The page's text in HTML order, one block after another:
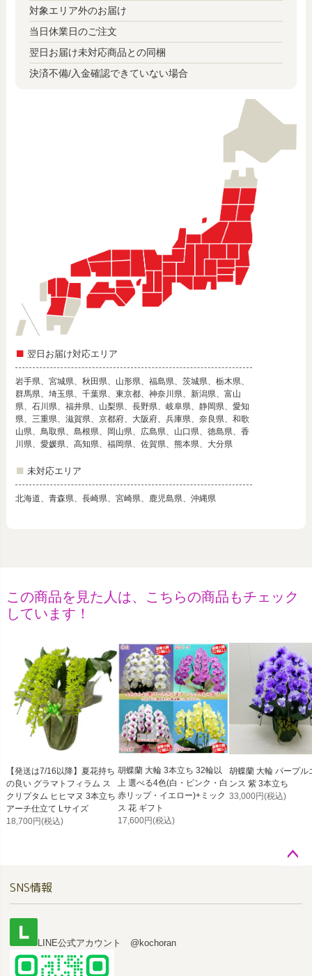
対象エリア外のお届け
当日休業日のご注文
翌日お届け未対応商品との同梱
決済不備/入金確認できていない場合
翌日お届け対応エリア
岩手県、宮城県、秋田県、山形県、福島県、茨城県、栃木県、
群馬県、埼玉県、千葉県、東京都、神奈川県、新潟県、富山
県、石川県、福井県、山梨県、長野県、岐阜県、静岡県、愛知
県、三重県、滋賀県、京都府、大阪府、兵庫県、奈良県、和歌
山県、鳥取県、島根県、岡山県、広島県、山口県、徳島県、香
川県、愛媛県、高知県、福岡県、佐賀県、熊本県、大分県
未対応エリア
北海道、青森県、長崎県、宮崎県、鹿児島県、沖縄県
この商品を見た人は、こちらの商品もチェック
しています！
【発送は7/16以降】夏花持ち
の良い グラマトフィラム ス
クリプタム ヒヒマヌ 3本立ち
アーチ仕立て Lサイズ
18,700円(税込)
胡蝶蘭 大輪 3本立ち 32輪以
上 選べる4色(白・ピンク・白
赤リップ・イエロー)+ミック
ス 花 ギフト
17,600円(税込)
胡蝶蘭 大輪 パープル
ンス 紫 3本立ち
33,000円(税込)
ップ
SNS情報
LINE公式アカウント @kochoran